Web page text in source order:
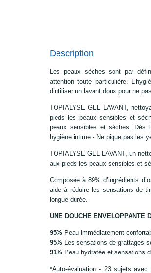
Description
Les peaux sèches sont par
attention toute particulière.
d’utiliser un lavant doux pour ne
TOPIALYSE GEL LAVANT,
pieds les peaux sensibles et
peaux sensibles et sèches. Dès
hygiène intime - Ne pique pas les
TOPIALYSE GEL LAVANT, un
aux pieds les peaux sensibles et
Composée à 89% d’ingrédients
aide à réduire les sensations de
longue durée.
UNE DOUCHE ENVELOPPANTE
95% Peau immédiatement
95% Les sensations de grattages
91% Peau hydratée et sensations
*Auto-évaluation - 23 sujets